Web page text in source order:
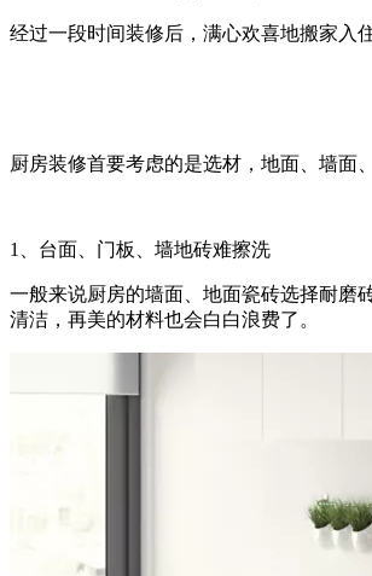
经过一段时间装修后，满心欢喜地搬家入
厨房装修首要考虑的是选材，地面、墙面
1、台面、门板、墙地砖难擦洗
一般来说厨房的墙面、地面瓷砖选择耐磨
清洁，再美的材料也会白白浪费了。